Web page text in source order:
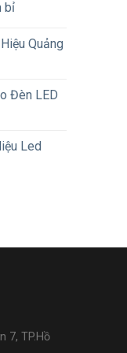
bỉ
Quảng
Đèn LED
Led
7, TP.Hồ